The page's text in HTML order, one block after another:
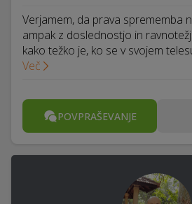
Verjamem, da prava sprememba
ampak z doslednostjo in
kako težko je, ko se v svojem
Več
POVPRAŠEVANJE